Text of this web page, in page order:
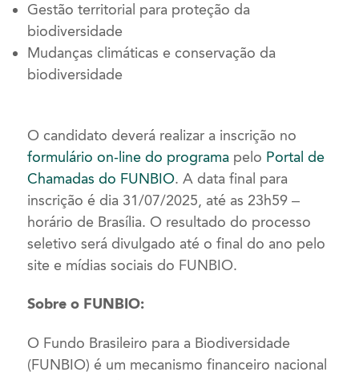
Gestão territorial para proteção da
biodiversidade
Mudanças climáticas e conservação da
biodiversidade
O candidato deverá realizar a inscrição no
formulário on-line do programa pelo Portal de
Chamadas do FUNBIO. A data final para
inscrição é dia 31/07/2025, até as 23h59 –
horário de Brasília. O resultado do processo
seletivo será divulgado até o final do ano pelo
site e mídias sociais do FUNBIO.
Sobre o FUNBIO:
O Fundo Brasileiro para a Biodiversidade
(FUNBIO) é um mecanismo financeiro nacional